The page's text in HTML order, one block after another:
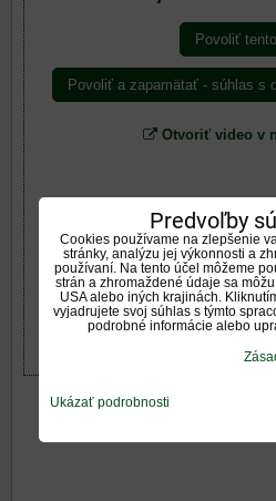
Povoliť
Povoliť a zapamätať - súhlas s
Otvoriť video v
Predvoľby
Cookies používame na zlepšenie
stránky, analýzu jej výkonnosti a
používaní. Na tento účel môžeme
strán a zhromaždené údaje sa
USA alebo iných krajinách.
vyjadrujete svoj súhlas s týmto
podrobné informácie alebo
Ukázať podrobnosti